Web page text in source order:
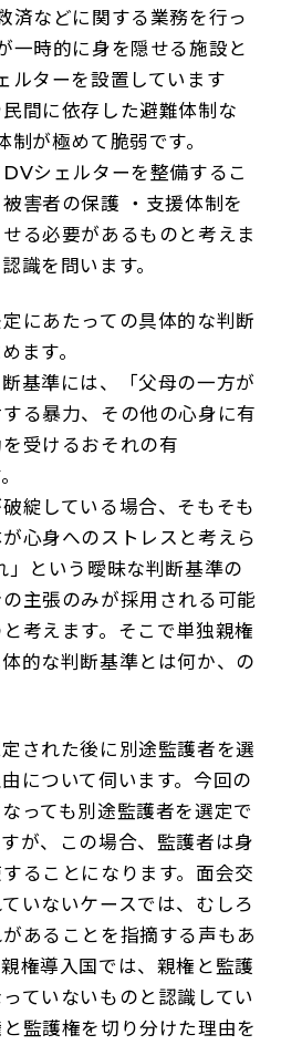
済などに関する業務を行っ
一時的に身を隠せる施設と
ルターを設置しています
間に依存した避難体制な
が極めて脆弱です。
シェルターを整備するこ
害者の保護 ・支援体制を
る必要があるものと考えま
識を問います。
にあたっての具体的な判断
ます。
基準には、「父母の一方が
る暴力、その他の心身に有
受けるおそれの有
綻している場合、そもそも
心身へのストレスと考えら
」という曖昧な判断基準の
主張のみが採用される可能
考えます。そこで単独親権
的な判断基準とは何か、の
された後に別途監護者を選
について伺います。今回の
っても別途監護者を選定で
が、この場合、監護者は身
ることになります。面会交
いないケースでは、むしろ
あることを指摘する声もあ
権導入国では、親権と監護
ていないものと認識してい
監護権を切り分けた理由を